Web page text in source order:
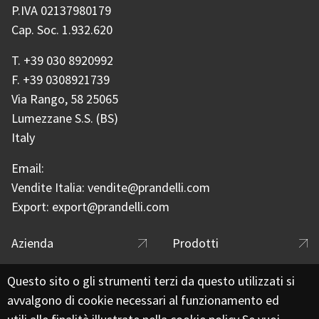
P.IVA 02137980179
Cap. Soc. 1.932.620
T. +39 030 8920992
F. +39 0308921739
Via Rango, 58 25065
Lumezzane S.S. (BS)
Italy
Email:
Vendite Italia: vendite@prandelli.com
Export: export@prandelli.com
Footer menu
Azienda
Prodotti
Catalogo
Applicazioni
Rete commerciale
Certificazioni
Questo sito o gli strumenti terzi da questo utilizzati si
avvalgono di cookie necessari al funzionamento ed